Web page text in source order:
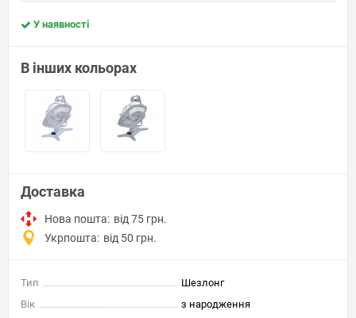
У наявності
В інших кольорах
Доставка
Нова пошта: від 75 грн.
Укрпошта: від 50 грн.
Тип
Шезлонг
Вік
з народження